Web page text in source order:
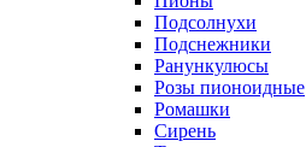
Подсолнухи
Подснежники
Ранункулюсы
Розы пионоидные
Ромашки
Сирень